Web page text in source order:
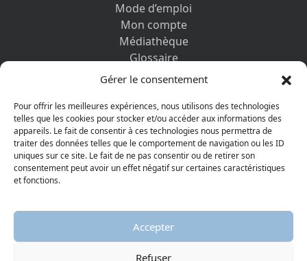
Gérer le consentement
Pour offrir les meilleures expériences, nous utilisons des technologies
telles que les cookies pour stocker et/ou accéder aux informations des
appareils. Le fait de consentir à ces technologies nous permettra de
traiter des données telles que le comportement de navigation ou les ID
uniques sur ce site. Le fait de ne pas consentir ou de retirer son
consentement peut avoir un effet négatif sur certaines caractéristiques
et fonctions.
Accepter
Refuser
Mode d’emploi
Mon compte
Médiathèque
Glossaire
Contactez-nous
Vos informations personnelles et cookies
DÉCOUVRIR AUSSI